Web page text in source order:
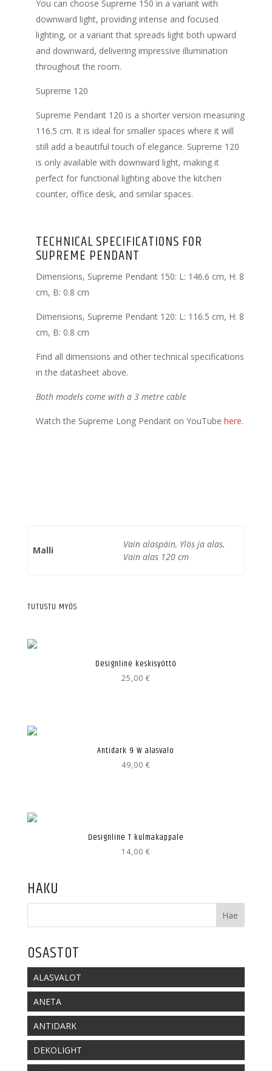
You can choose Supreme 150 in a variant with
downward light, providing intense and focused
lighting, or a variant that spreads light both upward
and downward, delivering impressive illumination
throughout the room.
Supreme 120
Supreme Pendant 120 is a shorter version measuring
116.5 cm. It is ideal for smaller spaces where it will
still add a beautiful touch of elegance. Supreme 120
is only available with downward light, making it
perfect for functional lighting above the kitchen
counter, office desk, and similar spaces.
TECHNICAL SPECIFICATIONS FOR
SUPREME PENDANT
Dimensions, Supreme Pendant 150: L: 146.6 cm, H: 8
cm, B: 0.8 cm
Dimensions, Supreme Pendant 120: L: 116.5 cm, H: 8
cm, B: 0.8 cm
Find all dimensions and other technical specifications
in the datasheet above.
Both models come with a 3 metre cable
Watch the Supreme Long Pendant on YouTube here.
Malli
Vain alaspäin, Ylös ja alas,
Vain alas 120 cm
TUTUSTU MYÖS
Designline keskisyöttö
25,00 €
Antidark 9 W alasvalo
49,00 €
Designline T kulmakappale
14,00 €
HAKU
OSASTOT
ALASVALOT
ANETA
ANTIDARK
DEKOLIGHT